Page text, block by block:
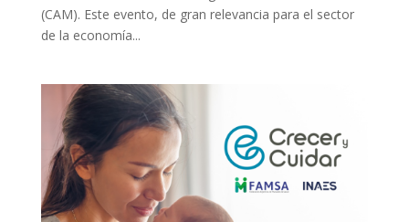
(CAM). Este evento, de gran relevancia para el sector
de la economía...